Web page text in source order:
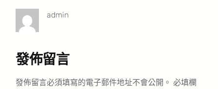
admin
發佈留言
發佈留言必須填寫的電子郵件地址不會公開。 必填欄